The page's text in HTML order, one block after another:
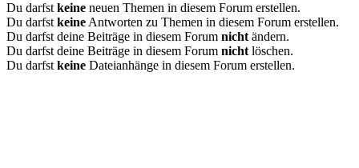
Du darfst keine neuen Themen in diesem Forum erstellen.
Du darfst keine Antworten zu Themen in diesem Forum erstellen.
Du darfst deine Beiträge in diesem Forum nicht ändern.
Du darfst deine Beiträge in diesem Forum nicht löschen.
Du darfst keine Dateianhänge in diesem Forum erstellen.